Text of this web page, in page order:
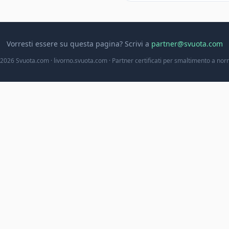
Vorresti essere su questa pagina? Scrivi a partner@svuota.com
Svuota.com · livorno.svuota.com · Partner certificati per smaltimento a